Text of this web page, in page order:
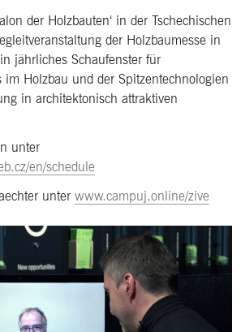
der Holzbauten‘ in der Tschechischen
der Holzbaumesse in
jährliches Schaufenster für
im Holzbau und der Spitzentechnologien
in architektonisch attraktiven
unter
en/schedule
unterwww.campuj.online/zive